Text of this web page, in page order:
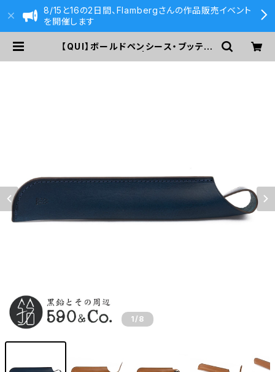
8/15と16の2日間、Flambergさんの作品販売イベント
を開催します
【QUI】ボールドペンシース・ブッテー
1 /8